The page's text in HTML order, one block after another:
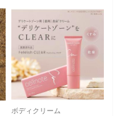
ボディクリーム